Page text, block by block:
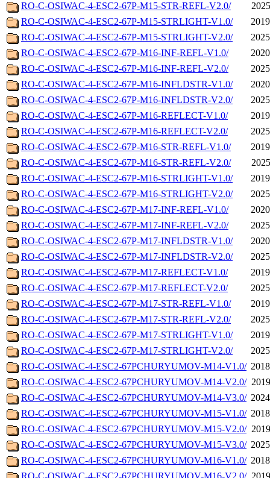
RO-C-OSIWAC-4-ESC2-67P-M15-STR-REFL-V2.0/
RO-C-OSIWAC-4-ESC2-67P-M15-STRLIGHT-V1.0/
RO-C-OSIWAC-4-ESC2-67P-M15-STRLIGHT-V2.0/
RO-C-OSIWAC-4-ESC2-67P-M16-INF-REFL-V1.0/
RO-C-OSIWAC-4-ESC2-67P-M16-INF-REFL-V2.0/
RO-C-OSIWAC-4-ESC2-67P-M16-INFLDSTR-V1.0/
RO-C-OSIWAC-4-ESC2-67P-M16-INFLDSTR-V2.0/
RO-C-OSIWAC-4-ESC2-67P-M16-REFLECT-V1.0/
RO-C-OSIWAC-4-ESC2-67P-M16-REFLECT-V2.0/
RO-C-OSIWAC-4-ESC2-67P-M16-STR-REFL-V1.0/
RO-C-OSIWAC-4-ESC2-67P-M16-STR-REFL-V2.0/
RO-C-OSIWAC-4-ESC2-67P-M16-STRLIGHT-V1.0/
RO-C-OSIWAC-4-ESC2-67P-M16-STRLIGHT-V2.0/
RO-C-OSIWAC-4-ESC2-67P-M17-INF-REFL-V1.0/
RO-C-OSIWAC-4-ESC2-67P-M17-INF-REFL-V2.0/
RO-C-OSIWAC-4-ESC2-67P-M17-INFLDSTR-V1.0/
RO-C-OSIWAC-4-ESC2-67P-M17-INFLDSTR-V2.0/
RO-C-OSIWAC-4-ESC2-67P-M17-REFLECT-V1.0/
RO-C-OSIWAC-4-ESC2-67P-M17-REFLECT-V2.0/
RO-C-OSIWAC-4-ESC2-67P-M17-STR-REFL-V1.0/
RO-C-OSIWAC-4-ESC2-67P-M17-STR-REFL-V2.0/
RO-C-OSIWAC-4-ESC2-67P-M17-STRLIGHT-V1.0/
RO-C-OSIWAC-4-ESC2-67P-M17-STRLIGHT-V2.0/
RO-C-OSIWAC-4-ESC2-67PCHURYUMOV-M14-V1.0/
RO-C-OSIWAC-4-ESC2-67PCHURYUMOV-M14-V2.0/
RO-C-OSIWAC-4-ESC2-67PCHURYUMOV-M14-V3.0/
RO-C-OSIWAC-4-ESC2-67PCHURYUMOV-M15-V1.0/
RO-C-OSIWAC-4-ESC2-67PCHURYUMOV-M15-V2.0/
RO-C-OSIWAC-4-ESC2-67PCHURYUMOV-M15-V3.0/
RO-C-OSIWAC-4-ESC2-67PCHURYUMOV-M16-V1.0/